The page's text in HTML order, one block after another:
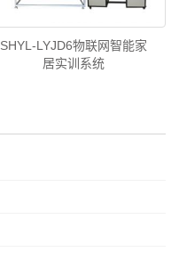
SHYL-LYJD6物联网智能家
居实训系统